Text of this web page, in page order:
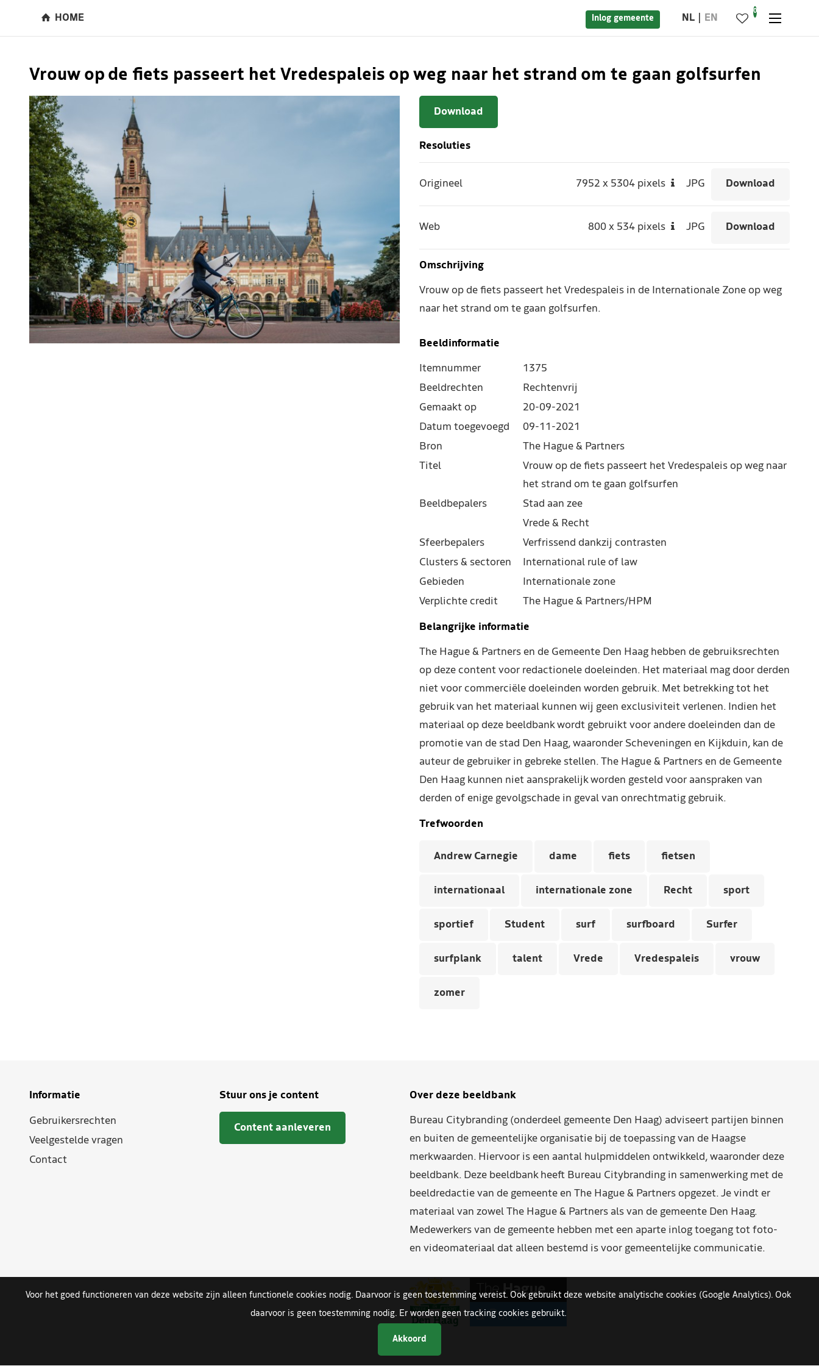
HOME Inlog gemeente NL EN
0
Vrouw op de fiets passeert het Vredespaleis op weg naar het strand om te gaan golfsurfen
Download
Resoluties
Origineel 7952x 5304 pixels JPG Download
Web 800x 534 pixels JPG Download
Omschrijving
Vrouw op de fiets passeert het Vredespaleis in de Internationale Zone op weg
naar het strand om te gaan golfsurfen.
Beeldinformatie
Itemnummer
1375
Beeldrechten
Rechtenvrij
Gemaakt op
20-09-2021
Datum toegevoegd
09-11-2021
Bron
The Hague & Partners
Titel
Vrouw op de fiets passeert het Vredespaleis op weg naar
het strand om te gaan golfsurfen
Beeldbepalers
Stad aan zee
Vrede & Recht
Sfeerbepalers
Verfrissend dankzij contrasten
Clusters & sectoren
International rule of law
Gebieden
Internationale zone
Verplichte credit
The Hague & Partners/HPM
Belangrijke informatie
The Hague & Partners en de Gemeente Den Haag hebben de gebruiksrechten
op deze content voor redactionele doeleinden. Het materiaal mag door derden
niet voor commerciële doeleinden worden gebruik. Met betrekking tot het
gebruik van het materiaal kunnen wij geen exclusiviteit verlenen. Indien het
materiaal op deze beeldbank wordt gebruikt voor andere doeleinden dan de
promotie van de stad Den Haag, waaronder Scheveningen en Kijkduin, kan de
auteur de gebruiker in gebreke stellen. The Hague & Partners en de Gemeente
Den Haag kunnen niet aansprakelijk worden gesteld voor aanspraken van
derden of enige gevolgschade in geval van onrechtmatig gebruik.
Trefwoorden
Andrew Carnegie dame fiets fietsen
internationaal internationale zone Recht sport
sportief Student surf surfboard Surfer
surfplank talent Vrede Vredespaleis vrouw
zomer
Informatie
Gebruikersrechten
Veelgestelde vragen
Contact
Stuur ons je content
Content aanleveren
Over deze beeldbank
Bureau Citybranding (onderdeel gemeente Den Haag) adviseert partijen binnen
en buiten de gemeentelijke organisatie bij de toepassing van de Haagse
merkwaarden. Hiervoor is een aantal hulpmiddelen ontwikkeld, waaronder deze
beeldbank. Deze beeldbank heeft Bureau Citybranding in samenwerking met de
beeldredactie van de gemeente en The Hague & Partners opgezet. Je vindt er
materiaal van zowel The Hague & Partners als van de gemeente Den Haag.
Medewerkers van de gemeente hebben met een aparte inlog toegang tot foto-
en videomateriaal dat alleen bestemd is voor gemeentelijke communicatie.
Voor het goed functioneren van deze website zijn alleen functionele cookies nodig. Daarvoor is geen toestemming vereist. Ook gebruikt deze website analytische cookies (Google Analytics). Ook
daarvoor is geen toestemming nodig. Er worden geen tracking cookies gebruikt.
Akkoord